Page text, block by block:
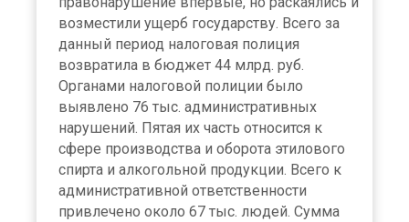
возместили ущерб государству. Всего за
данный период налоговая полиция
возвратила в бюджет 44 млрд. руб.
Органами налоговой полиции было
выявлено 76 тыс. административных
нарушений. Пятая их часть относится к
сфере производства и оборота этилового
спирта и алкогольной продукции. Всего к
административной ответственности
привлечено около 67 тыс. людей. Сумма